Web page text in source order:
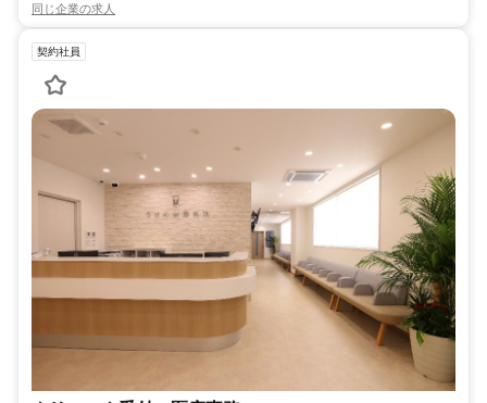
同じ企業の求人
契約社員